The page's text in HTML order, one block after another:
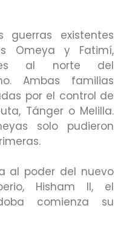
guerras existentes
Omeya y Fatimí,
al norte del
Ambas familias
por el control de
Tánger o Melilla.
solo pudieron
al poder del nuevo
Hisham II, el
comienza su